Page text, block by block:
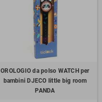
OROLOGIO da polso WATCH per
bambini DJECO little big room
PANDA